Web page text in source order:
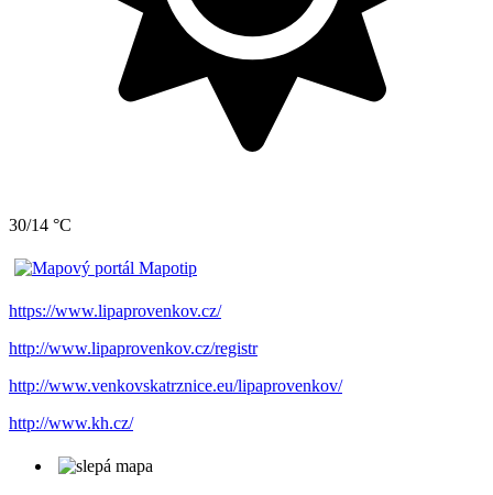
30/14 °C
https://www.lipaprovenkov.cz/
http://www.lipaprovenkov.cz/registr
http://www.venkovskatrznice.eu/lipaprovenkov/
http://www.kh.cz/